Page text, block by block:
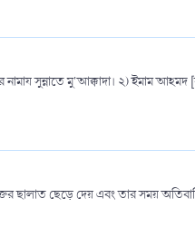
সুন্নাতে মু'আক্কাদা। ২) ইমাম
ছালাত ছেড়ে দেয় এবং তার সময়